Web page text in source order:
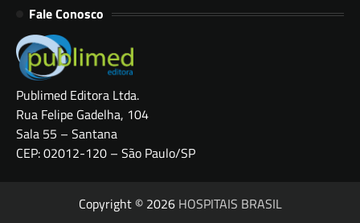
Fale Conosco
Publimed Editora Ltda.
Rua Felipe Gadelha, 104
Sala 55 – Santana
CEP: 02012-120 – São Paulo/SP
Copyright © 2026 HOSPITAIS BRASIL